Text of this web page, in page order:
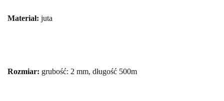
Materiał: juta
Rozmiar: grubość: 2 mm, długość 500m